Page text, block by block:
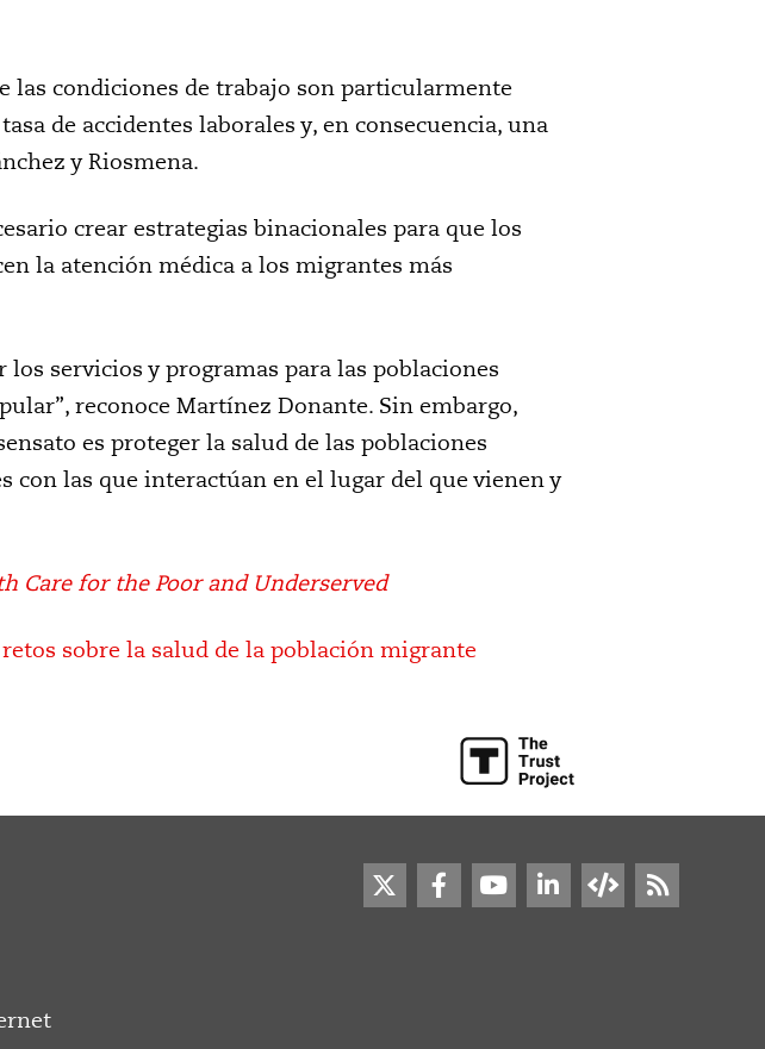
las condiciones de trabajo son particularmente
de accidentes laborales y, en consecuencia, una
y Riosmena.
crear estrategias binacionales para que los
la atención médica a los migrantes más
los servicios y programas para las poblaciones
reconoce Martínez Donante. Sin embargo,
es proteger la salud de las poblaciones
con las que interactúan en el lugar del que vienen y
Care for the Poor and Underserved
sobre la salud de la población migrante